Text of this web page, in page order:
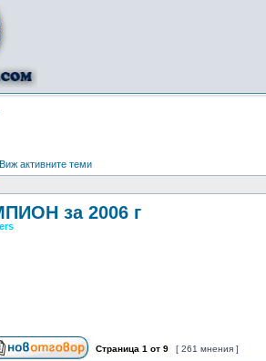
Виж активните теми
за 2006 г
Страница 1 от 9 [ 261 мнения ]